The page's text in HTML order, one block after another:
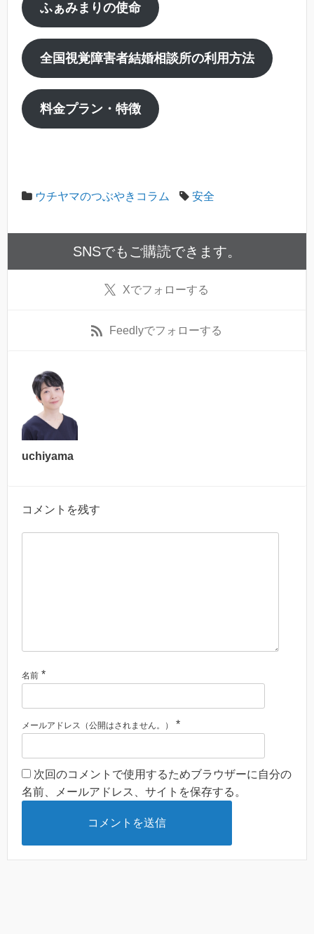
ふぁみまりの使命
全国視覚障害者結婚相談所の利用方法
料金プラン・特徴
ウチヤマのつぶやきコラム 安全
SNSでもご購読できます。
Xでフォローする
Feedlyでフォローする
uchiyama
コメントを残す
名前 *
メールアドレス（公開はされません。） *
次回のコメントで使用するためブラウザーに自分の
名前、メールアドレス、サイトを保存する。